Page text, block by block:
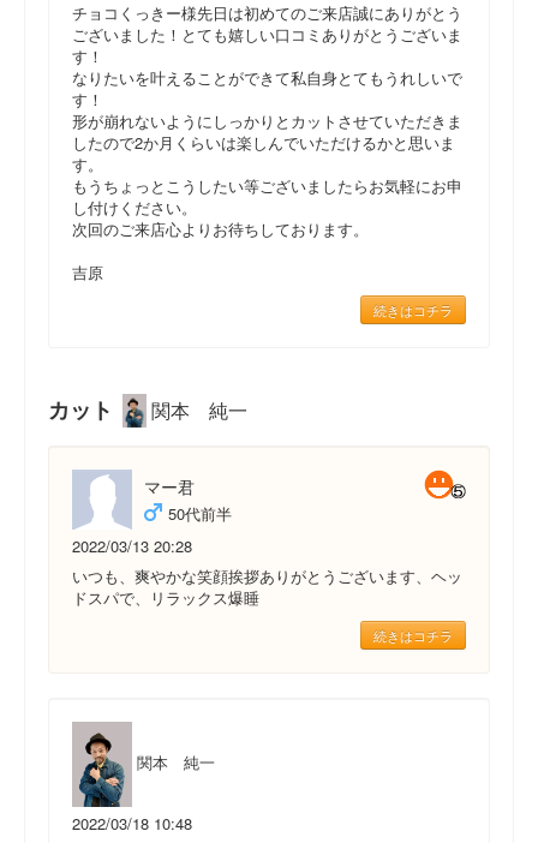
チョコくっきー様先日は初めてのご来店誠にありがとう
ございました！とても嬉しい口コミありがとうございま
す！
なりたいを叶えることができて私自身とてもうれしいで
す！
形が崩れないようにしっかりとカットさせていただきま
したので2か月くらいは楽しんでいただけるかと思いま
す。
もうちょっとこうしたい等ございましたらお気軽にお申
し付けください。
次回のご来店心よりお待ちしております。
吉原
続きはコチラ
カット 関本 純一
マー君
50代前半
2022/03/13 20:28
いつも、爽やかな笑顔挨拶ありがとうございます、ヘッ
ドスパで、リラックス爆睡
続きはコチラ
関本 純一
2022/03/18 10:48